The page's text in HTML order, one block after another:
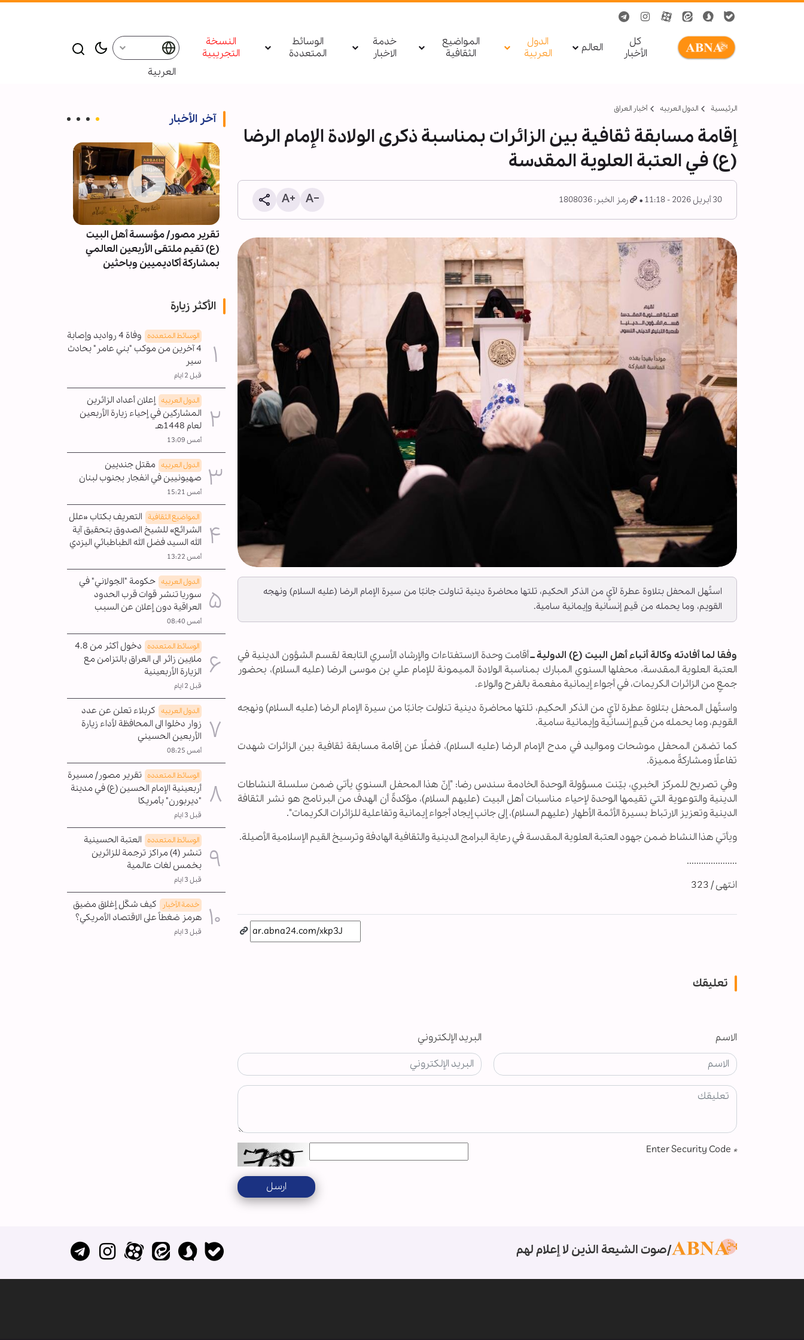
کل
الأخبار
العالم
الدول
العربیة
المواضيع
الثقافية
خدمة
الاخبار
الوسائط
المتعددة
النسخة
التجريبية
العربية
الرئيسية الدول العربیه أخبار العراق
إقامة مسابقة ثقافية بين الزائرات بمناسبة ذكرى الولادة الإمام الرضا
(ع) في العتبة العلوية المقدسة
30 أبريل 2026 - 11:18 رمز الخبر: 1808036
استُهل المحفل بتلاوة عطرة لآيٍ من الذكر الحكيم، تلتها محاضرة دينية تناولت جانبًا من سيرة الإمام الرضا (عليه السلام) ونهجه
القويم، وما يحمله من قيمٍ إنسانية وإيمانية سامية.
وفقا لما أفادته وكالة أنباء أهل البيت (ع) الدولية ــأقامت وحدة الاستفتاءات والإرشاد الأسري التابعة لقسم الشؤون الدينية في
العتبة العلوية المقدسة، محفلها السنوي المبارك بمناسبة الولادة الميمونة للإمام علي بن موسى الرضا (عليه السلام)، بحضور
جمعٍ من الزائرات الكريمات، في أجواء إيمانية مفعمة بالفرح والولاء.
واستُهل المحفل بتلاوة عطرة لآيٍ من الذكر الحكيم، تلتها محاضرة دينية تناولت جانبًا من سيرة الإمام الرضا (عليه السلام) ونهجه
القويم، وما يحمله من قيمٍ إنسانية وإيمانية سامية.
كما تضمّن المحفل موشحات ومواليد في مدح الإمام الرضا (عليه السلام)، فضلًا عن إقامة مسابقة ثقافية بين الزائرات شهدت
تفاعلًا ومشاركةً مميزة.
وفي تصريح للمركز الخبري، بيّنت مسؤولة الوحدة الخادمة سندس رضا: "إنّ هذا المحفل السنوي يأتي ضمن سلسلة النشاطات
الدينية والتوعوية التي تقيمها الوحدة لإحياء مناسبات أهل البيت (عليهم السلام)، مؤكدةً أن الهدف من البرنامج هو نشر الثقافة
الدينية وتعزيز الارتباط بسيرة الأئمة الأطهار (عليهم السلام)، إلى جانب إيجاد أجواء إيمانية وتفاعلية للزائرات الكريمات".
ويأتي هذا النشاط ضمن جهود العتبة العلوية المقدسة في رعاية البرامج الدينية والثقافية الهادفة وترسيخ القيم الإسلامية الأصيلة.
.....................
انتهى / 323
تعليقك
الاسم البريد الإلكتروني
*
ارسل
آخر الأخبار
1255 شهيدا منذ وقف النار في غزة
تقرير مصور/ مؤسسة أهل البيت
(ع) تقيم ملتقى الأربعين العالمي
بمشاركة أكاديميين وباحثين
الأكثر زيارة
الوسائط المتعدده
وفاة 4 رواديد وإصابة
4 آخرين من موكب "بني عامر" بحادث
سير
قبل 2 ايام
الدول العربیه إعلان أعداد الزائرين
المشاركين في إحياء زيارة الأربعين
لعام 1448هـ
أمس 13:09
الدول العربیه مقتل جنديين
صهيونيين في انفجار بجنوب لبنان
أمس 15:21
المواضیع الثقافية التعريف بكتاب «علل
الشرائع» للشيخ الصدوق بتحقيق آية
الله السيد فضل الله الطباطبائي اليزدي
أمس 13:22
الدول العربیه حكومة "الجولاني" في
سوريا تنشر قوات قرب الحدود
العراقية دون إعلان عن السبب
أمس 08:40
الوسائط المتعدده
دخول أكثر من 4.8
ملايين زائر الى العراق بالتزامن مع
الزيارة الأربعينية
قبل 2 ايام
الدول العربیه كربلاء تعلن عن عدد
زوار دخلوا الى المحافظة لأداء زيارة
الأربعين الحسيني
أمس 08:25
الوسائط المتعدده تقرير مصور/ مسيرة
أربعينية الإمام الحسين (ع) في مدينة
"ديربورن" بأمريكا
قبل 3 ايام
الوسائط المتعدده العتبة الحسينية
تنشر (4) مراكز ترجمة للزائرين
بخمس لغات عالمية
قبل 3 ايام
خدمة الأخبار
كيف شكّل إغلاق مضيق
هرمز ضغطاً على الاقتصاد الأمريكي؟
قبل 3 ايام
صوت الشيعة الذين لا إعلام لهم